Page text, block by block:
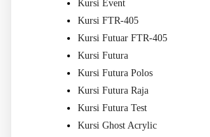
Kursi Event
Kursi FTR-405
Kursi Futuar FTR-405
Kursi Futura
Kursi Futura Polos
Kursi Futura Raja
Kursi Futura Test
Kursi Ghost Acrylic